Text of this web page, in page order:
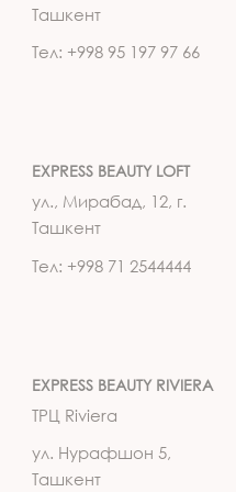
Ташкент
Тел: +998 95 197 97 66
EXPRESS BEAUTY LOFT
ул., Мирабад, 12, г.
Ташкент
Тел: +998 71 2544444
EXPRESS BEAUTY RIVIERA
ТРЦ Riviera
ул. Нурафшон 5,
Ташкент